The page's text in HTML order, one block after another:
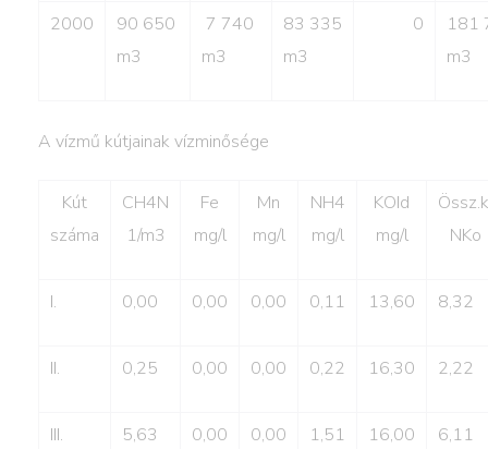
2000
90 650
m3
7 740
m3
83 335
m3
0
181
m3
A vízmű kútjainak vízminősége
Kút
száma
CH4N
1/m3
Fe
mg/l
Mn
mg/l
NH4
mg/l
KOId
mg/l
NKo
I. 0,00 0,00 0,00 0,11 13,60 8,32
II. 0,25 0,00 0,00 0,22 16,30 2,22
III. 5,63 0,00 0,00 1,51 16,00 6,11